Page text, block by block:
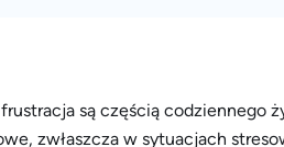
są częścią codziennego
zwłaszcza w sytuacjach